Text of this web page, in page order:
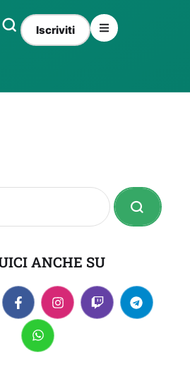
Iscriviti
ANCHE SU